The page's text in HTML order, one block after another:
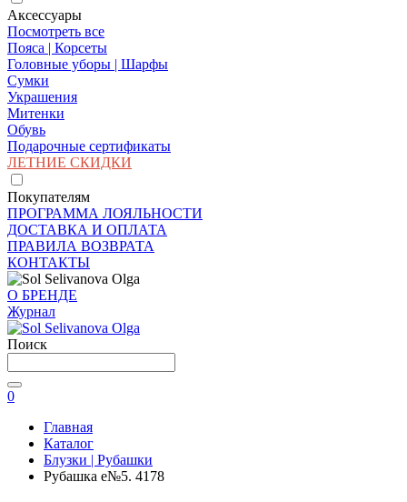
Аксессуары
Посмотреть все
Пояса | Корсеты
Головные уборы | Шарфы
Сумки
Украшения
Митенки
Обувь
Подарочные сертификаты
ЛЕТНИЕ СКИДКИ
Покупателям
ПРОГРАММА ЛОЯЛЬНОСТИ
ДОСТАВКА И ОПЛАТА
ПРАВИЛА ВОЗВРАТА
КОНТАКТЫ
О БРЕНДЕ
Журнал
Поиск
0
Главная
Каталог
Блузки | Рубашки
Рубашка e№5. 4178